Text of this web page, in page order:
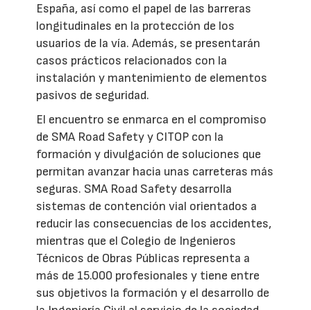
España, así como el papel de las barreras
longitudinales en la protección de los
usuarios de la vía. Además, se presentarán
casos prácticos relacionados con la
instalación y mantenimiento de elementos
pasivos de seguridad.
El encuentro se enmarca en el compromiso
de SMA Road Safety y CITOP con la
formación y divulgación de soluciones que
permitan avanzar hacia unas carreteras más
seguras. SMA Road Safety desarrolla
sistemas de contención vial orientados a
reducir las consecuencias de los accidentes,
mientras que el Colegio de Ingenieros
Técnicos de Obras Públicas representa a
más de 15.000 profesionales y tiene entre
sus objetivos la formación y el desarrollo de